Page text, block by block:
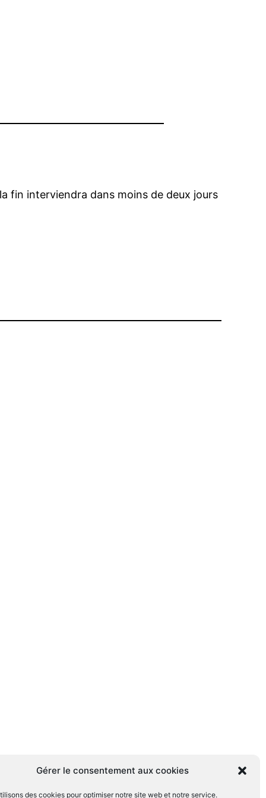
Gérer le consentement aux cookies
des cookies pour optimiser notre site web et notre service.
fin interviendra dans moins de deux jours